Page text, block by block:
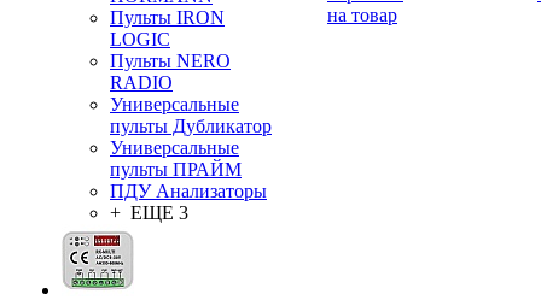
Пульты IRON
LOGIC
Пульты NERO
RADIO
Универсальные
пульты Дубликатор
Универсальные
пульты ПРАЙМ
ПДУ Анализаторы
+ ЕЩЕ 3
на товар